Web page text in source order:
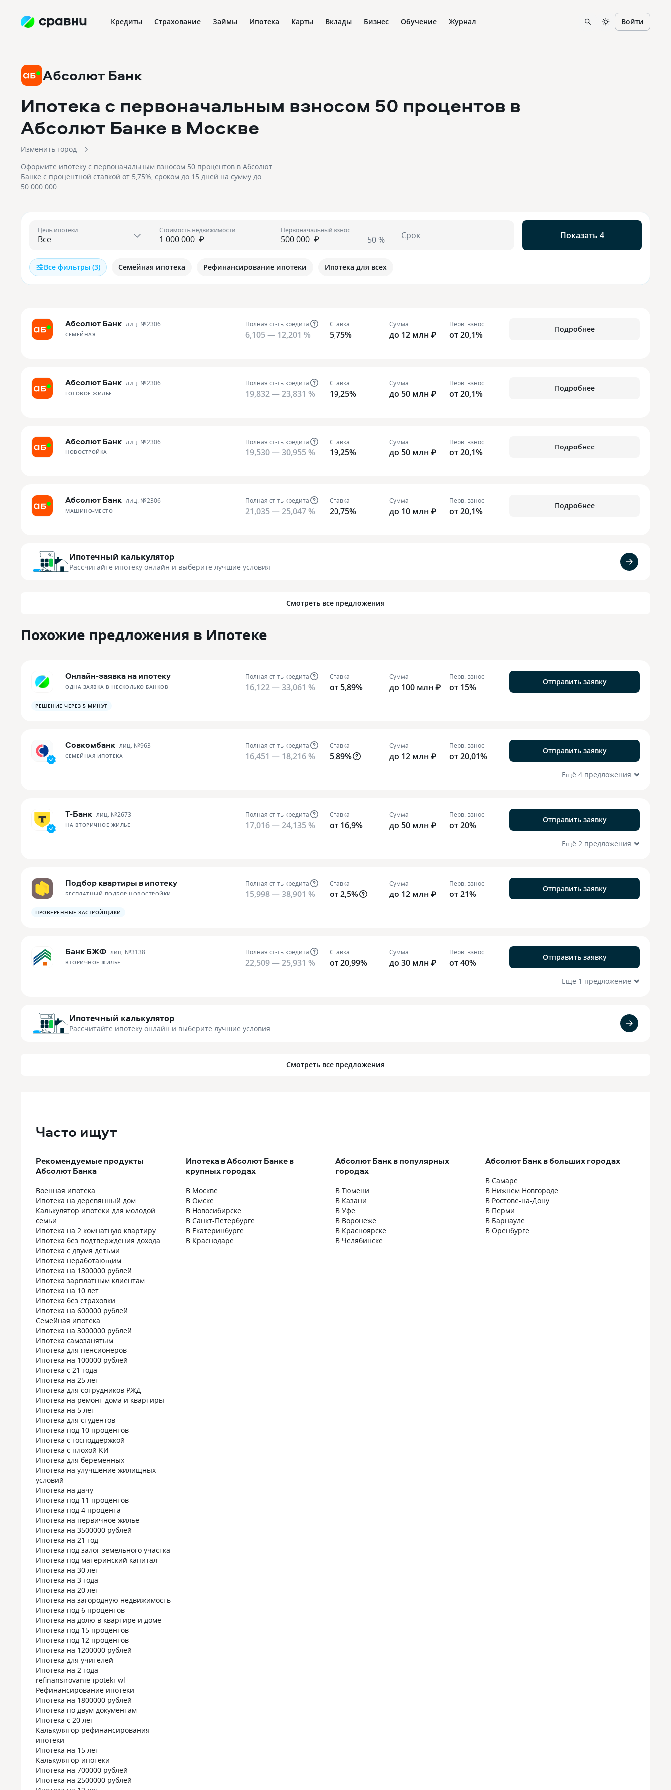
Кредиты Страхование Займы Ипотека Карты Вклады Бизнес Обучение Журнал Войти
Абсолют Банк
Ипотека с первоначальным взносом 50 процентов в
Абсолют Банке в Москве
Изменить город
Оформите ипотеку с первоначальным взносом 50 процентов в Абсолют
Банке с процентной ставкой от 5,75%, сроком до 15 дней на сумму до
50 000 000
Цель ипотеки
₽
Стоимость недвижимости
₽
Первоначальный взнос
50 % Срок Показать 4
Все фильтры (3) Семейная ипотека Рефинансирование ипотеки Ипотека для всех
Абсолют Банк лиц. №2306
СЕМЕЙНАЯ
Полная ст-ть кредита
6,105 — 12,201 %
Ставка
5,75%
Сумма
до 12 млн ₽
Перв. взнос
от 20,1%
Подробнее
Абсолют Банк лиц. №2306
ГОТОВОЕ ЖИЛЬЕ
Полная ст-ть кредита
19,832 — 23,831 %
Ставка
19,25%
Сумма
до 50 млн ₽
Перв. взнос
от 20,1%
Подробнее
Абсолют Банк лиц. №2306
НОВОСТРОЙКА
Полная ст-ть кредита
19,530 — 30,955 %
Ставка
19,25%
Сумма
до 50 млн ₽
Перв. взнос
от 20,1%
Подробнее
Абсолют Банк лиц. №2306
МАШИНО-МЕСТО
Полная ст-ть кредита
21,035 — 25,047 %
Ставка
20,75%
Сумма
до 10 млн ₽
Перв. взнос
от 20,1%
Подробнее
Ипотечный калькулятор
Рассчитайте ипотеку онлайн и выберите лучшие условия
Смотреть все предложения
Похожие предложения в Ипотеке
Онлайн-заявка на ипотеку
ОДНА ЗАЯВКА В НЕСКОЛЬКО БАНКОВ
Полная ст-ть кредита
16,122 — 33,061 %
Ставка
от 5,89%
Сумма
до 100 млн ₽
Перв. взнос
от 15%
Отправить заявку
РЕШЕНИЕ ЧЕРЕЗ 5 МИНУТ
Совкомбанк лиц. №963
СЕМЕЙНАЯ ИПОТЕКА
Полная ст-ть кредита
16,451 — 18,216 %
Ставка
5,89%
Сумма
до 12 млн ₽
Перв. взнос
от 20,01%
Отправить заявку
Ещё 4 предложения
Т-Банк лиц. №2673
НА ВТОРИЧНОЕ ЖИЛЬЕ
Полная ст-ть кредита
17,016 — 24,135 %
Ставка
от 16,9%
Сумма
до 50 млн ₽
Перв. взнос
от 20%
Отправить заявку
Ещё 2 предложения
Подбор квартиры в ипотеку
БЕСПЛАТНЫЙ ПОДБОР НОВОСТРОЙКИ
Полная ст-ть кредита
15,998 — 38,901 %
Ставка
от 2,5%
Сумма
до 12 млн ₽
Перв. взнос
от 21%
Отправить заявку
ПРОВЕРЕННЫЕ ЗАСТРОЙЩИКИ
Банк БЖФ лиц. №3138
ВТОРИЧНОЕ ЖИЛЬЕ
Полная ст-ть кредита
22,509 — 25,931 %
Ставка
от 20,99%
Сумма
до 30 млн ₽
Перв. взнос
от 40%
Отправить заявку
Ещё 1 предложение
Ипотечный калькулятор
Рассчитайте ипотеку онлайн и выберите лучшие условия
Смотреть все предложения
Часто ищут
Рекомендуемые продукты
Абсолют Банка
Военная ипотека
Ипотека на деревянный дом
Калькулятор ипотеки для молодой
семьи
Ипотека на 2 комнатную квартиру
Ипотека без подтверждения дохода
Ипотека с двумя детьми
Ипотека неработающим
Ипотека на 1300000 рублей
Ипотека зарплатным клиентам
Ипотека на 10 лет
Ипотека без страховки
Ипотека на 600000 рублей
Семейная ипотека
Ипотека на 3000000 рублей
Ипотека самозанятым
Ипотека для пенсионеров
Ипотека на 100000 рублей
Ипотека с 21 года
Ипотека на 25 лет
Ипотека для сотрудников РЖД
Ипотека на ремонт дома и квартиры
Ипотека на 5 лет
Ипотека для студентов
Ипотека под 10 процентов
Ипотека с господдержкой
Ипотека с плохой КИ
Ипотека для беременных
Ипотека на улучшение жилищных
условий
Ипотека на дачу
Ипотека под 11 процентов
Ипотека под 4 процента
Ипотека на первичное жилье
Ипотека на 3500000 рублей
Ипотека на 21 год
Ипотека под залог земельного участка
Ипотека под материнский капитал
Ипотека на 30 лет
Ипотека на 3 года
Ипотека на 20 лет
Ипотека на загородную недвижимость
Ипотека под 6 процентов
Ипотека на долю в квартире и доме
Ипотека под 15 процентов
Ипотека под 12 процентов
Ипотека на 1200000 рублей
Ипотека для учителей
Ипотека на 2 года
refinansirovanie-ipoteki-wl
Рефинансирование ипотеки
Ипотека на 1800000 рублей
Ипотека по двум документам
Ипотека с 20 лет
Калькулятор рефинансирования
ипотеки
Ипотека на 15 лет
Калькулятор ипотеки
Ипотека на 700000 рублей
Ипотека на 2500000 рублей
Ипотека в Абсолют Банке в
крупных городах
В Москве
В Омске
В Новосибирске
В Санкт-Петербурге
В Екатеринбурге
В Краснодаре
Абсолют Банк в популярных
городах
В Тюмени
В Казани
В Уфе
В Воронеже
В Красноярске
В Челябинске
Абсолют Банк в больших городах
В Самаре
В Нижнем Новгороде
В Ростове-на-Дону
В Перми
В Барнауле
В Оренбурге